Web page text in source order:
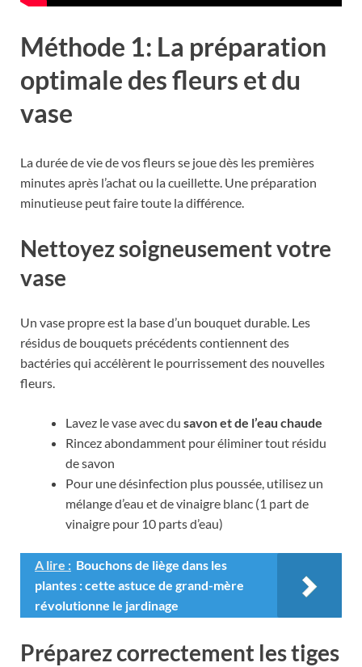
Méthode 1: La préparation
optimale des fleurs et du
vase
La durée de vie de vos fleurs se joue dès les premières
minutes après l’achat ou la cueillette. Une préparation
minutieuse peut faire toute la différence.
Nettoyez soigneusement votre
vase
Un vase propre est la base d’un bouquet durable. Les
résidus de bouquets précédents contiennent des
bactéries qui accélèrent le pourrissement des nouvelles
fleurs.
Lavez le vase avec du savon et de l’eau chaude
Rincez abondamment pour éliminer tout résidu
de savon
Pour une désinfection plus poussée, utilisez un
mélange d’eau et de vinaigre blanc (1 part de
vinaigre pour 10 parts d’eau)
A lire : Bouchons de liège dans les
plantes : cette astuce de grand-mère
révolutionne le jardinage
Préparez correctement les tiges